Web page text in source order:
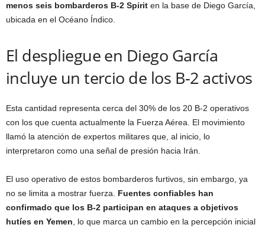
menos seis bombarderos B-2 Spirit en la base de Diego García,
ubicada en el Océano Índico.
El despliegue en Diego García
incluye un tercio de los B-2 activos
Esta cantidad representa cerca del 30% de los 20 B-2 operativos
con los que cuenta actualmente la Fuerza Aérea. El movimiento
llamó la atención de expertos militares que, al inicio, lo
interpretaron como una señal de presión hacia Irán.
El uso operativo de estos bombarderos furtivos, sin embargo, ya
no se limita a mostrar fuerza. Fuentes confiables han
confirmado que los B-2 participan en ataques a objetivos
hutíes en Yemen , lo que marca un cambio en la percepción inicial